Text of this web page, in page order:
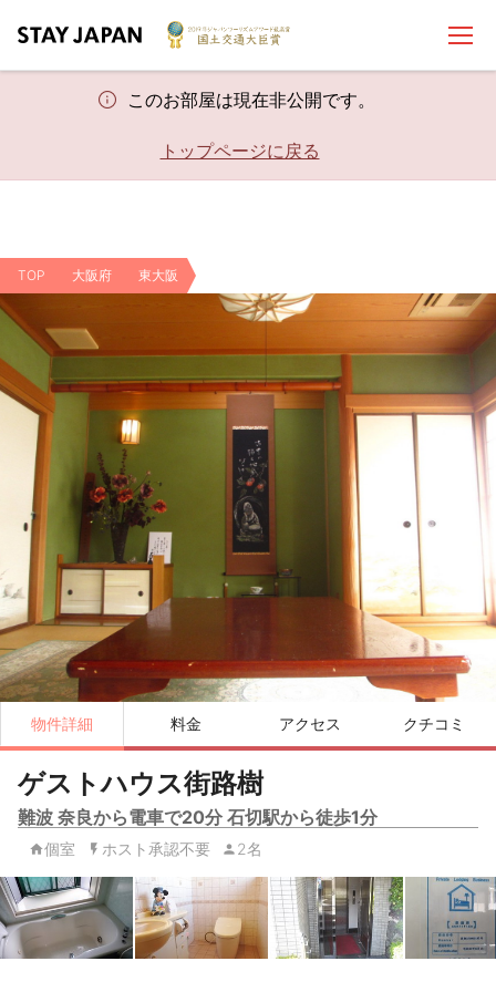
このお部屋は現在非公開です。
トップページに戻る
TOP 大阪府 東大阪
物件詳細 料金 アクセス クチコミ
ゲストハウス街路樹
難波 奈良から電車で20分 石切駅から徒歩1分
個室 ホスト承認不要 2名